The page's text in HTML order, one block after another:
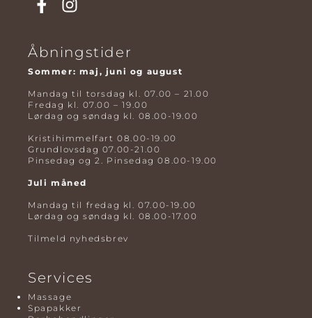
Åbningstider
Sommer: maj, juni og august
Mandag til torsdag kl. 07.00 – 21.00
Fredag kl. 07.00 – 19.00
Lørdag og søndag kl. 08.00-19.00
Kristihimmelfart 08.00-19.00
Grundlovsdag 07.00-21.00
Pinsedag og 2. Pinsedag 08.00-19.00
Juli måned
Mandag til fredag kl. 07.00-19.00
Lørdag og søndag kl. 08.00-17.00
Tilmeld nyhedsbrev
Services
Massage
Spapakker